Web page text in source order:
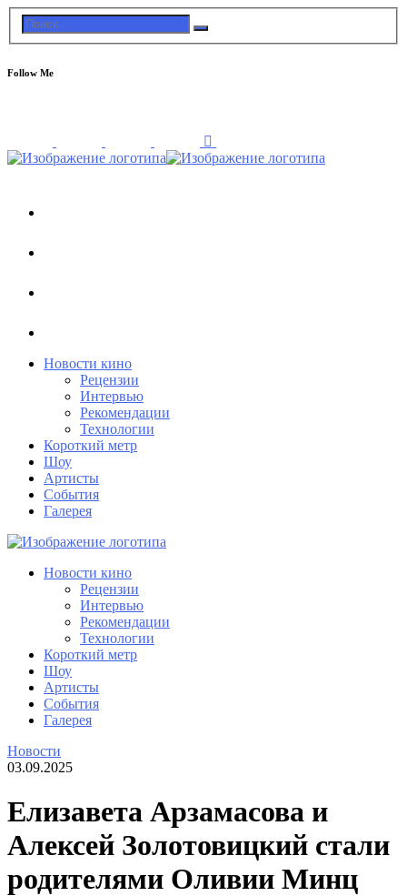
Follow Me
Новости кино
Рецензии
Интервью
Рекомендации
Технологии
Короткий метр
Шоу
Артисты
События
Галерея
Новости кино
Рецензии
Интервью
Рекомендации
Технологии
Короткий метр
Шоу
Артисты
События
Галерея
Новости
03.09.2025
Елизавета Арзамасова и
Алексей Золотовицкий стали
родителями Оливии Минц